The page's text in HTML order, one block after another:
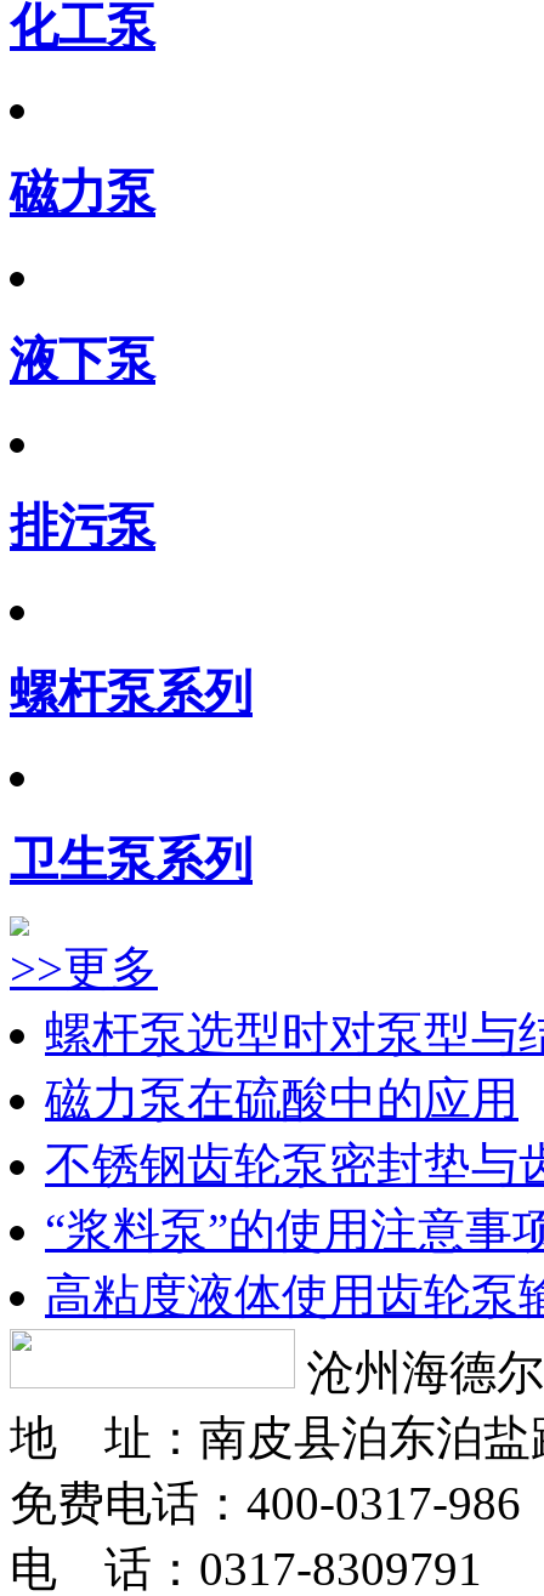
化工泵
磁力泵
液下泵
排污泵
螺杆泵系列
卫生泵系列
>>更多
螺杆泵选型时对泵型与
磁力泵在硫酸中的应用
不锈钢齿轮泵密封垫与
“浆料泵”的使用注意事
高粘度液体使用齿轮泵
沧州海德
地 址：南皮县泊东泊盐
免费电话：400-0317-986
电 话：0317-8309791